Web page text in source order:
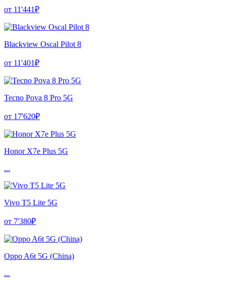
от 11'441₽
Blackview Oscal Pilot 8
от 11'401₽
Tecno Pova 8 Pro 5G
от 17'620₽
Honor X7e Plus 5G
...
Vivo T5 Lite 5G
от 7'380₽
Oppo A6t 5G (China)
...